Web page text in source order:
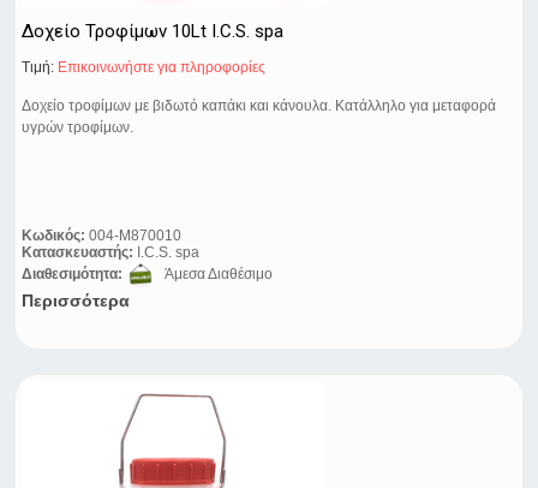
Δοχείο Τροφίμων 10Lt I.C.S. spa
Τιμή: Eπικοινωνήστε για πληροφορίες
Δοχείο τροφίμων με βιδωτό καπάκι και κάνουλα. Κατάλληλο για μεταφορά
υγρών τροφίμων.
Κωδικός: 004-M870010
Κατασκευαστής: I.C.S. spa
Διαθεσιμότητα:
Άμεσα Διαθέσιμο
Περισσότερα